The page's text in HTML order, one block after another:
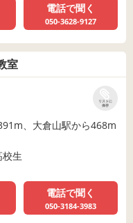
電話で聞く
050-3628-9127
室
リストに
保存
、大倉山駅から468m
生
電話で聞く
050-3184-3983